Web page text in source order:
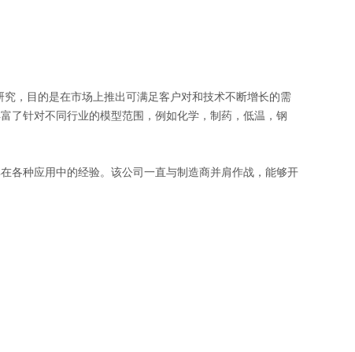
，目的是在市场上推出可满足客户对和技术不断增长的需
了针对不同行业的模型范围，例如化学，制药，低温，钢
各种应用中的经验。该公司一直与制造商并肩作战，能够开